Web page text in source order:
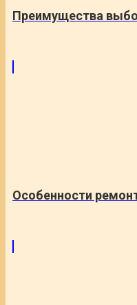
Преимущества
Особенности